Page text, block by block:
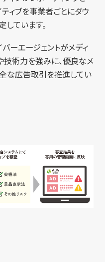
ィブを事業者ごとにダウ
ています。
ーエージェントがメディ
技術力を強みに、優良なメ
な広告取引を推進してい